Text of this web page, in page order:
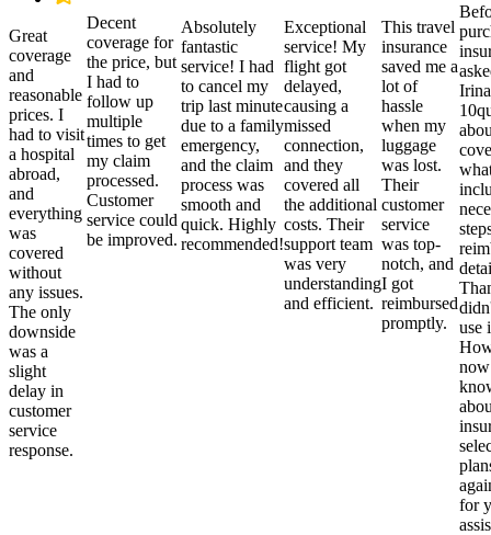
Great
coverage
and
reasonable
prices. I
had to visit
a hospital
abroad,
and
everything
was
covered
without
any issues.
The only
downside
was a
slight
delay in
customer
service
response.
Decent
coverage for
the price, but
I had to
follow up
multiple
times to get
my claim
processed.
Customer
service could
be improved.
Absolutely
fantastic
service! I had
to cancel my
trip last minute
due to a family
emergency,
and the claim
process was
smooth and
quick. Highly
recommended!
Exceptional
service! My
flight got
delayed,
causing a
missed
connection,
and they
covered all
the additional
costs. Their
support team
was very
understanding
and efficient.
This travel
insurance
saved me a
lot of
hassle
when my
luggage
was lost.
Their
customer
service
was top-
notch, and
I got
reimbursed
promptly.
use
for